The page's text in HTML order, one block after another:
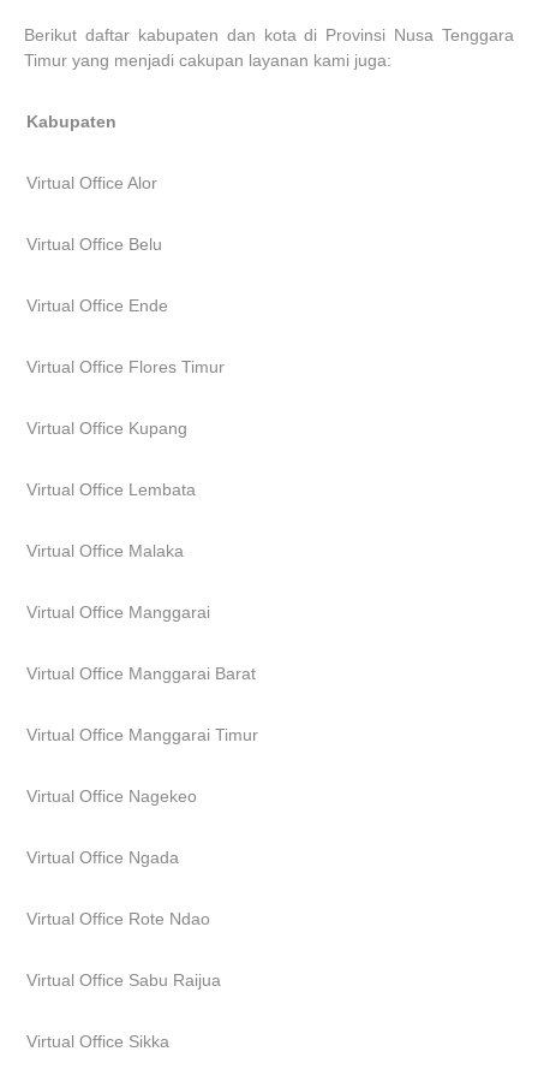
Berikut daftar kabupaten dan kota di Provinsi Nusa Tenggara
Timur yang menjadi cakupan layanan kami juga:
Kabupaten
Virtual Office Alor
Virtual Office Belu
Virtual Office Ende
Virtual Office Flores Timur
Virtual Office Kupang
Virtual Office Lembata
Virtual Office Malaka
Virtual Office Manggarai
Virtual Office Manggarai Barat
Virtual Office Manggarai Timur
Virtual Office Nagekeo
Virtual Office Ngada
Virtual Office Rote Ndao
Virtual Office Sabu Raijua
Virtual Office Sikka